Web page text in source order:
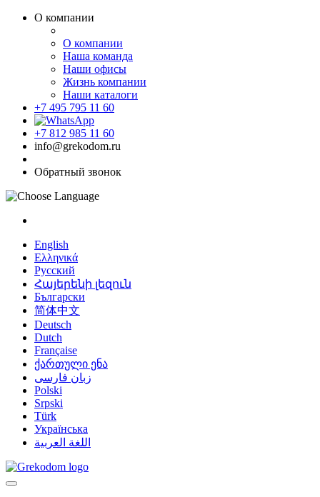
О компании
О компании
Наша команда
Наши офисы
Жизнь компании
Наши каталоги
+7 495 795 11 60
+7 812 985 11 60
info@grekodom.ru
Обратный звонок
English
Ελληνικά
Русский
Հայերենի լեզուն
Български
简体中文
Deutsch
Dutch
Française
ქართული ენა
زبان فارسی
Polski
Srpski
Türk
Українська
اللغة العربية